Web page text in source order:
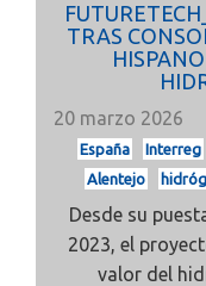
TRAS
20 marzo 2026
España Interreg
Alentejo
Desde su
2023, el
valor del